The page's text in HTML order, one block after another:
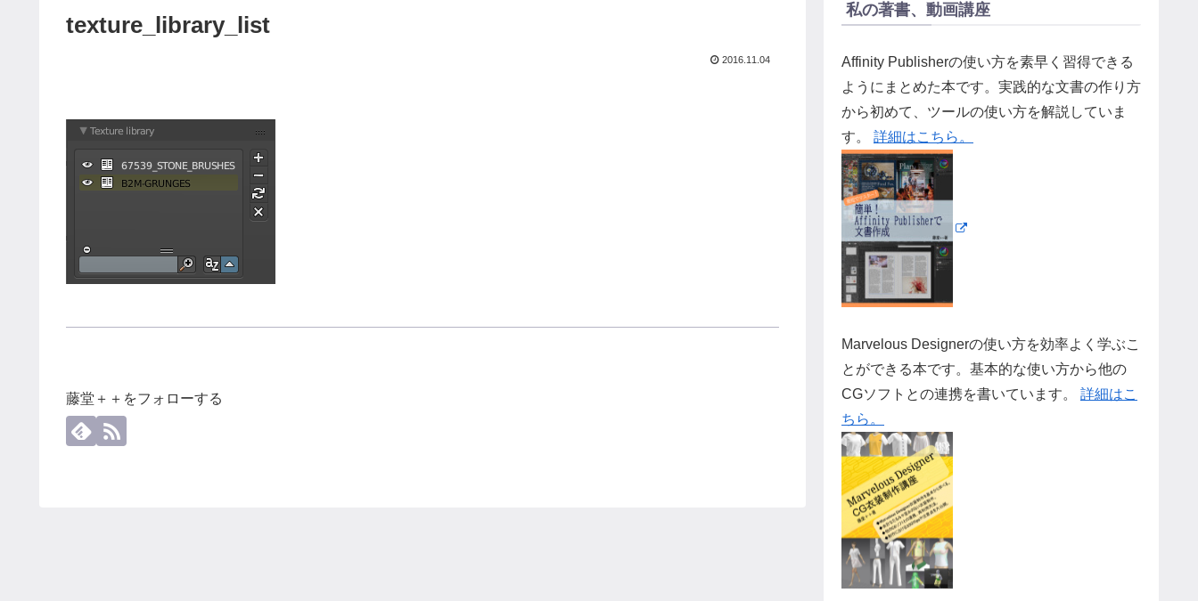
texture_library_list
2016.11.04
藤堂＋＋をフォローする
私の著書、動画講座
Affinity Publisherの使い方を素早く習得できる
ようにまとめた本です。実践的な文書の作り方
から初めて、ツールの使い方を解説していま
す。 詳細はこちら。
Marvelous Designerの使い方を効率よく学ぶこ
とができる本です。基本的な使い方から他の
CGソフトとの連携を書いています。 詳細はこ
ちら。